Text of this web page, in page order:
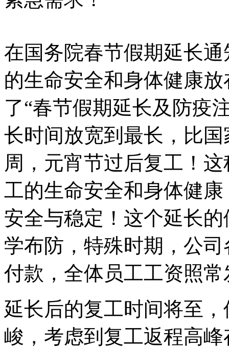
在国务院春节假期延长
的生命安全和身体健康
了“春节假期延长及防疫
长时间放宽到最长，比
周，元宵节过后复工！
工的生命安全和身体健
安全与稳定！这个延长
学布防，特殊时期，公
付款，全体员工工资照
延长后的复工时间将至
峻，考虑到复工返程高